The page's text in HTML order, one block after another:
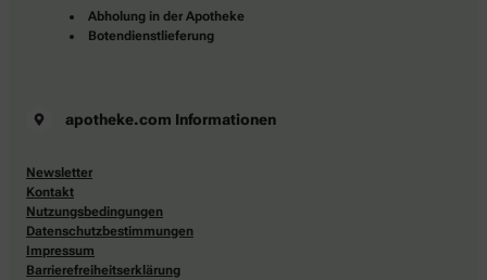
Abholung in der Apotheke
Botendienstlieferung
apotheke.com Informationen
Newsletter
Kontakt
Nutzungsbedingungen
Datenschutzbestimmungen
Impressum
Barrierefreiheitserklärung